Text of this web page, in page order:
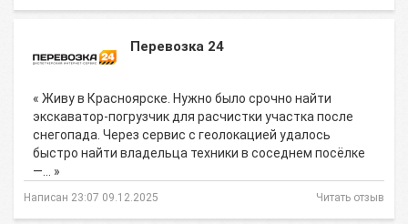
Перевозка 24
« Живу в Красноярске. Нужно было срочно найти
экскаватор-погрузчик для расчистки участка после
снегопада. Через сервис с геолокацией удалось
быстро найти владельца техники в соседнем посёлке
—… »
Написан 23:07 09.12.2025 Читать отзыв